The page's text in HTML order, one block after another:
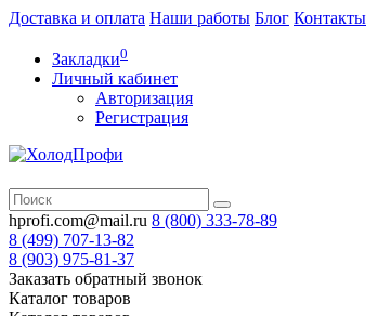
Доставка и оплата Наши работы Блог Контакты
Закладки0
Личный кабинет
Авторизация
Регистрация
hprofi.com@mail.ru 8 (800) 333-78-89
8 (499) 707-13-82
8 (903) 975-81-37
Заказать обратный звонок
Каталог товаров